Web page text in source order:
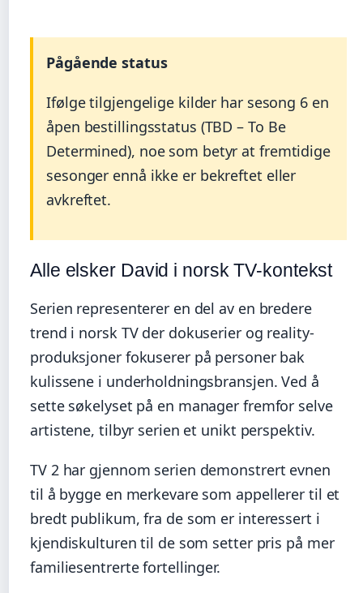
Pågående status
Ifølge tilgjengelige kilder har sesong 6 en
åpen bestillingsstatus (TBD – To Be
Determined), noe som betyr at fremtidige
sesonger ennå ikke er bekreftet eller
avkreftet.
Alle elsker David i norsk TV-kontekst
Serien representerer en del av en bredere
trend i norsk TV der dokuserier og reality-
produksjoner fokuserer på personer bak
kulissene i underholdningsbransjen. Ved å
sette søkelyset på en manager fremfor selve
artistene, tilbyr serien et unikt perspektiv.
TV 2 har gjennom serien demonstrert evnen
til å bygge en merkevare som appellerer til et
bredt publikum, fra de som er interessert i
kjendiskulturen til de som setter pris på mer
familiesentrerte fortellinger.